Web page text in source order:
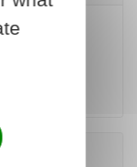
une
et
une